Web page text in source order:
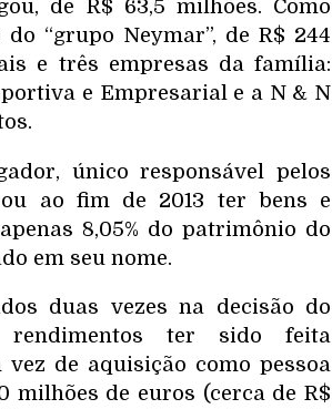
de R$ 63,5 milhões. Como
“grupo Neymar”, de R$ 244
e três empresas da família:
e Empresarial e a N & N
único responsável pelos
ao fim de 2013 ter bens e
8,05% do patrimônio do
em seu nome.
duas vezes na decisão do
rendimentos ter sido feita
de aquisição como pessoa
milhões de euros (cerca de R$